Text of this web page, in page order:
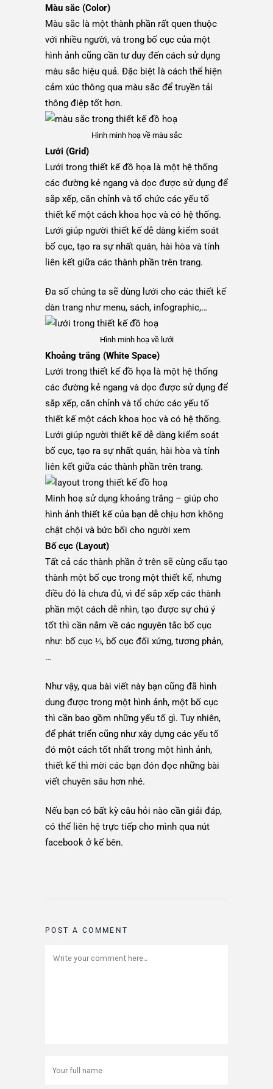
Màu sắc (Color)
Màu sắc là một thành phần rất quen thuộc
với nhiều người, và trong bố cục của một
hình ảnh cũng cần tư duy đến cách sử dụng
màu sắc hiệu quả. Đặc biệt là cách thể hiện
cảm xúc thông qua màu sắc để truyền tải
thông điệp tốt hơn.
Hình minh hoạ về màu sắc
Lưới (Grid)
Lưới trong thiết kế đồ họa là một hệ thống
các đường kẻ ngang và dọc được sử dụng để
sắp xếp, căn chỉnh và tổ chức các yếu tố
thiết kế một cách khoa học và có hệ thống.
Lưới giúp người thiết kế dễ dàng kiểm soát
bố cục, tạo ra sự nhất quán, hài hòa và tính
liên kết giữa các thành phần trên trang.
Đa số chúng ta sẽ dùng lưới cho các thiết kế
dàn trang như menu, sách, infographic,…
Hình minh hoạ về lưới
Khoảng trắng (White Space)
Lưới trong thiết kế đồ họa là một hệ thống
các đường kẻ ngang và dọc được sử dụng để
sắp xếp, căn chỉnh và tổ chức các yếu tố
thiết kế một cách khoa học và có hệ thống.
Lưới giúp người thiết kế dễ dàng kiểm soát
bố cục, tạo ra sự nhất quán, hài hòa và tính
liên kết giữa các thành phần trên trang.
Minh hoạ sử dụng khoảng trắng – giúp cho
hình ảnh thiết kế của bạn dễ chịu hơn không
chật chội và bức bối cho người xem
Bố cục (Layout)
Tất cả các thành phần ở trên sẽ cùng cấu tạo
thành một bố cục trong một thiết kế, nhưng
điều đó là chưa đủ, vì để sắp xếp các thành
phần một cách dễ nhìn, tạo được sự chú ý
tốt thì cần nắm về các nguyên tắc bố cục
như: bố cục ⅓, bố cục đối xứng, tương phản,
…
Như vậy, qua bài viết này bạn cũng đã hình
dung được trong một hình ảnh, một bố cục
thì cần bao gồm những yếu tố gì. Tuy nhiên,
để phát triển cũng như xây dựng các yếu tố
đó một cách tốt nhất trong một hình ảnh,
thiết kế thì mời các bạn đón đọc những bài
viết chuyên sâu hơn nhé.
Nếu bạn có bất kỳ câu hỏi nào cần giải đáp,
có thể liên hệ trực tiếp cho mình qua nút
facebook ở kế bên.
POST A COMMENT